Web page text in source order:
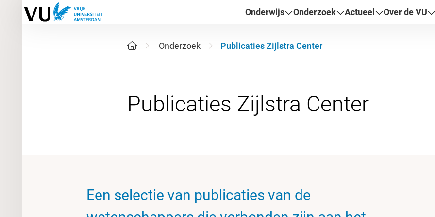
Onderwijs Onderzoek Actueel Over de VU
Onderzoek Publicaties Zijlstra Center
Publicaties Zijlstra Center
Een selectie van publicaties van de